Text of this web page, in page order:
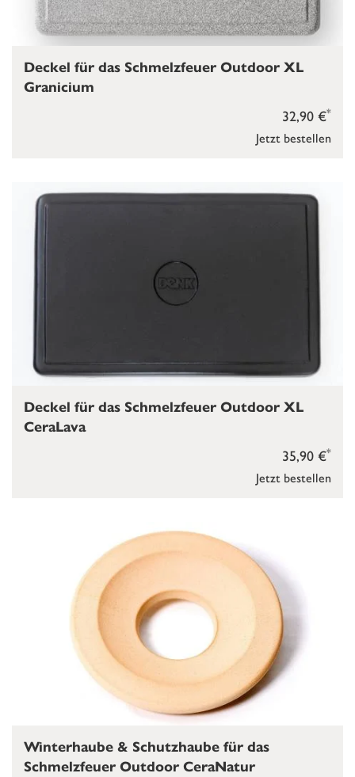
Jetzt bestellen
32,90 €*
Deckel für das Schmelzfeuer Outdoor XL
Granicium
Jetzt bestellen
35,90 €*
Deckel für das Schmelzfeuer Outdoor XL
CeraLava
Winterhaube & Schutzhaube für das
Schmelzfeuer Outdoor CeraNatur